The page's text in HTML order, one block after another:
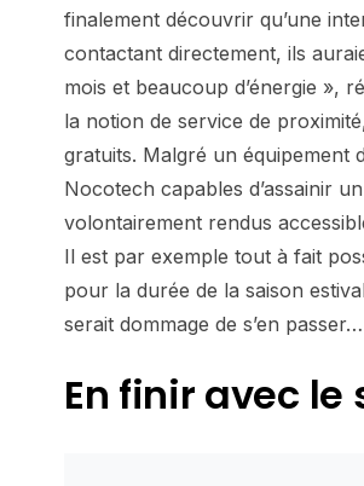
finalement découvrir qu’une
contactant directement, ils
mois et beaucoup d’énergie »,
la notion de service de
gratuits. Malgré un équipement
Nocotech capables d’assainir
volontairement rendus
Il est par exemple tout à fait
pour la durée de la saison
serait dommage de s’en passer…
En finir avec